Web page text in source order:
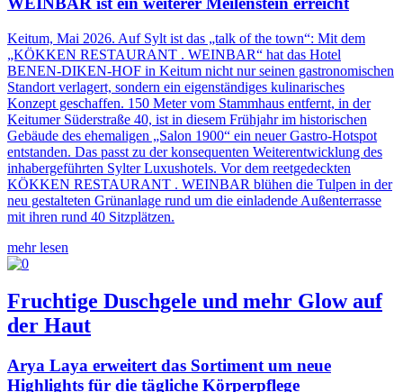
Keitum, Mai 2026. Auf Sylt ist das „talk of the town“: Mit dem
„KÖKKEN RESTAURANT . WEINBAR“ hat das Hotel
BENEN-DIKEN-HOF in Keitum nicht nur seinen gastronomischen
Standort verlagert, sondern ein eigenständiges kulinarisches
Konzept geschaffen. 150 Meter vom Stammhaus entfernt, in der
Keitumer Süderstraße 40, ist in diesem Frühjahr im historischen
Gebäude des ehemaligen „Salon 1900“ ein neuer Gastro-Hotspot
entstanden. Das passt zu der konsequenten Weiterentwicklung des
inhabergeführten Sylter Luxushotels. Vor dem reetgedeckten
KÖKKEN RESTAURANT . WEINBAR blühen die Tulpen in der
neu gestalteten Grünanlage rund um die einladende Außenterrasse
mit ihren rund 40 Sitzplätzen.
mehr lesen
Fruchtige Duschgele und mehr Glow auf
der Haut
Arya Laya erweitert das Sortiment um neue
Highlights für die tägliche Körperpflege